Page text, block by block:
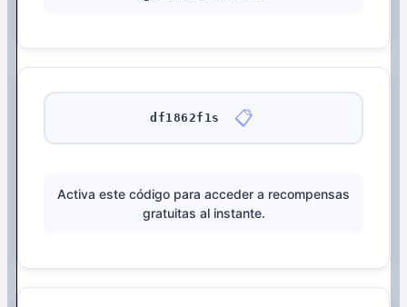
df1862f1s 📋
Activa este código para acceder a recompensas
gratuitas al instante.